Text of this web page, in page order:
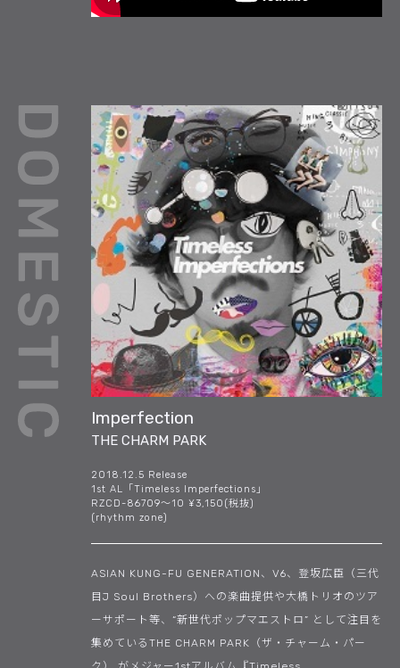
Imperfection
THE CHARM PARK
2018.12.5 Release
1st AL「Timeless Imperfections」
RZCD-86709〜10 ¥3,150(税抜)
(rhythm zone)
ASIAN KUNG-FU GENERATION、V6、登坂広臣（三代
目J Soul Brothers）への楽曲提供や大橋トリオのツア
ーサポート等、“新世代ポップマエストロ” として注目を
集めているTHE CHARM PARK（ザ・チャーム・パー